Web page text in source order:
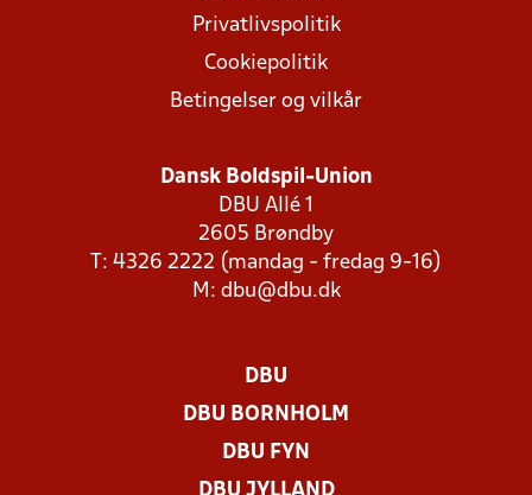
Privatlivspolitik
Cookiepolitik
Betingelser og vilkår
Dansk Boldspil-Union
DBU Allé 1
2605 Brøndby
T: 4326 2222 (mandag - fredag 9-16)
M: dbu@dbu.dk
DBU
DBU BORNHOLM
DBU FYN